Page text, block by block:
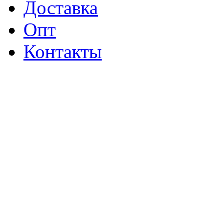
Доставка
Опт
Контакты